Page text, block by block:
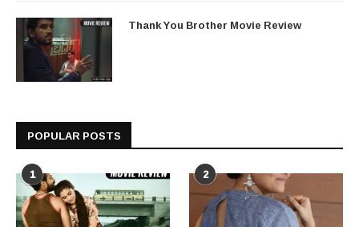
Thank You Brother Movie Review
POPULAR POSTS
1 2